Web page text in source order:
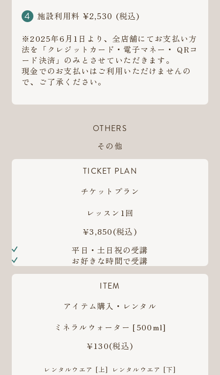
施設利用料 ¥2,530 (税込)
※2025年6月1日より、全店舗にてお支払い方
法を「クレジットカード・電子マネー・ QRコ
ード決済」のみとさせていただきます。
現金でのお支払いはご利用いただけませんの
で、ご了承ください。
OTHERS
その他
TICKET PLAN
チケットプラン
レッスン1回
¥3,850(税込)
平日・土日祝の受講
お好きな時間で受講
ITEM
アイテム購入・レンタル
ミネラルウォーター [500ml]
¥130(税込)
レンタルウエア [上] レンタルウエア [下]